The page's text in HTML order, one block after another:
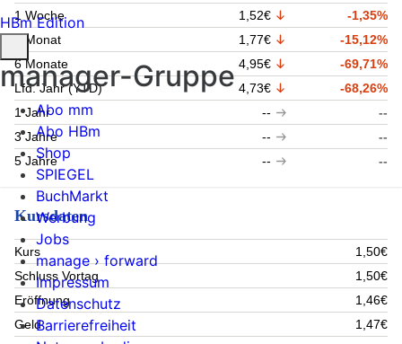
1 Woche
1,52€
-1,35%
1 Monat
1,77€
-15,12%
6 Monate
4,95€
-69,71%
Lfd. Jahr (YTD)
4,73€
-68,26%
1 Jahr
--
--
3 Jahre
--
--
5 Jahre
-- --
Kursdaten
Kurs
1,50€
Schluss Vortag
1,50€
Eröffnung
1,46€
Geld
1,47€
HBm Edition
manager-Gruppe
Abo mm
Abo HBm
Shop
SPIEGEL
BuchMarkt
Werbung
Jobs
manage › forward
Impressum
Datenschutz
Barrierefreiheit